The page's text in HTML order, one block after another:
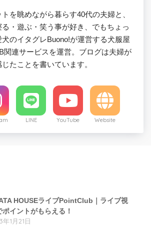
を眺めながら暮らす40代の夫婦と、
・遊ぶ・笑う事が好き、でもちょっ
のイタグレBuono!が運営する犬服屋
関連サービスを運営。ブログは夫婦が
たことを書いています。
LINE YouTube Website
HOUSEライブPointClub｜ライブ視
ポイントがもらえる！
年1月21日